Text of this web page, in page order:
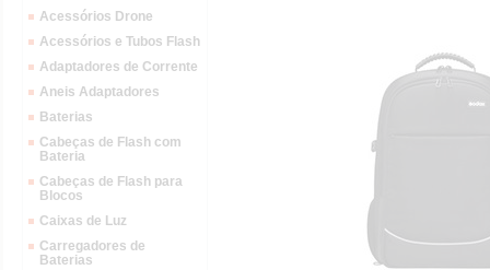
Acessórios Drone
Acessórios e Tubos Flash
Adaptadores de Corrente
Aneis Adaptadores
Baterias
Cabeças de Flash com
Bateria
Cabeças de Flash para
Blocos
Caixas de Luz
Carregadores de
Baterias